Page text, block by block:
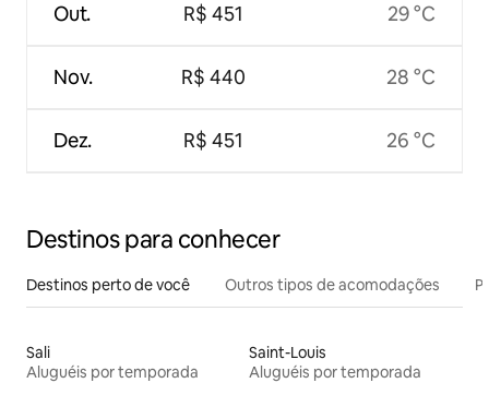
Out.
Nov.
Dez.
R$ 451
R$ 440
R$ 451
29 °C
28 °C
26 °C
Destinos para conhecer
Destinos perto de você Outros tipos de acomodações
Sali
Aluguéis por temporada
Saint-Louis
Aluguéis por temporada